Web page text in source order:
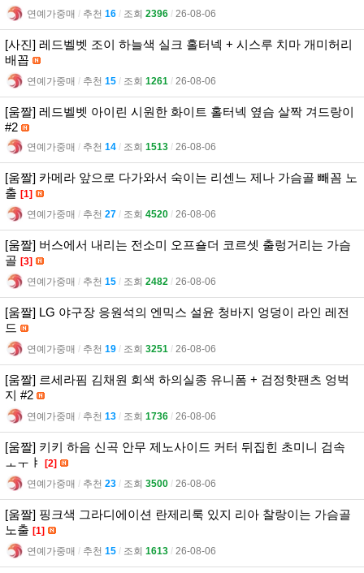
연예가중매 l 추천 16 l 조회 2396 l 26-08-06
[사진] 레드벨벳 조이 하늘색 실크 홀터넥 + 시스루 치마 개미허리
배꼽
연예가중매 l 추천 15 l 조회 1261 l 26-08-06
[움짤] 레드벨벳 아이린 시원한 화이트 홀터넥 옆슴 살짝 겨드랑이
#2
연예가중매 l 추천 14 l 조회 1513 l 26-08-06
[움짤] 카메라 앞으로 다가와서 숙이는 리센느 제나 가슴골 빼꼼 노
출 [1]
연예가중매 l 추천 27 l 조회 4520 l 26-08-06
[움짤] 버스에서 내리는 전소미 오프숄더 코르셋 출렁거리는 가슴
골 [3]
연예가중매 l 추천 15 l 조회 2482 l 26-08-06
[움짤] LG 야구장 응원석의 엔믹스 설윤 청바지 엉덩이 라인 레전
드
연예가중매 l 추천 19 l 조회 3251 l 26-08-06
[움짤] 르세라핌 김채원 회색 하의실종 유니폼 + 검정핫팬츠 엉벅
지 #2
연예가중매 l 추천 13 l 조회 1736 l 26-08-06
[움짤] 키키 하음 신곡 안무 제노사이드 커터 뒤집힌 초미니 검속
ㅗㅜㅑ
[2]
연예가중매 l 추천 23 l 조회 3500 l 26-08-06
[움짤] 핑크색 그라디에이션 란제리룩 있지 리아 찰랑이는 가슴골
노출 [1]
연예가중매 l 추천 15 l 조회 1613 l 26-08-06